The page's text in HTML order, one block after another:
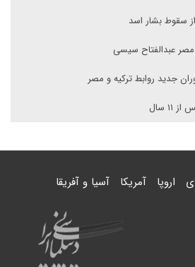
سقوط بشار اسد
مصر عبدالفتاح سیسی
جدید روابط ترکیه و مصر
سال
اروپا آمریکا آسیا و آفریقا